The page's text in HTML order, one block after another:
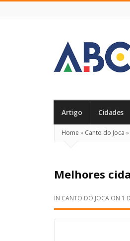
Real
Artigo Cidades
Home » Canto do Joca »
Melhores
IN CANTO DO JOCA ON 1